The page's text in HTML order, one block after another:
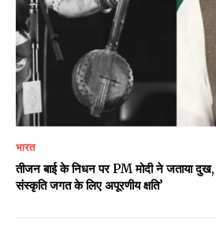
भारत
तीजन बाई के निधन पर PM मोदी ने जताया
संस्कृति जगत के लिए अपूरणीय क्षति’